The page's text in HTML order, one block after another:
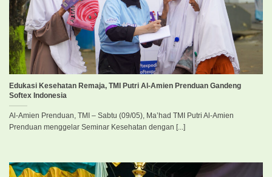
Edukasi Kesehatan Remaja, TMI Putri Al-Amien Prenduan Gandeng
Softex Indonesia
Al-Amien Prenduan, TMI – Sabtu (09/05), Ma’had TMI Putri Al-Amien
Prenduan menggelar Seminar Kesehatan dengan [...]